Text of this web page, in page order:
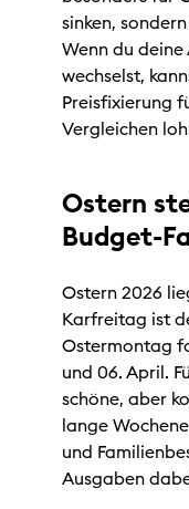
sinken,
Wenn du
wechselst,
Preisfixierung
Vergleichen
Ostern
Budget-
Ostern 2026
Karfreitag ist
Ostermontag
und 06. April.
schöne, aber
lange
und
Ausgaben